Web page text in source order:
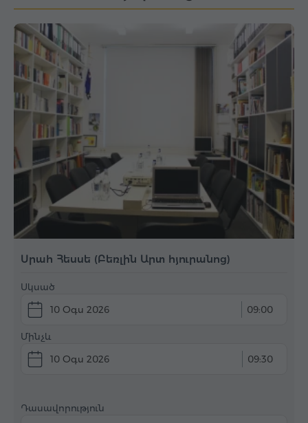
Սրահ Հեսսե (Բեռլին Արտ հյուրանոց)
Սկսած
10 Օգս 2026 09:00
Մինչև
10 Օգս 2026 09:30
Դասավորություն